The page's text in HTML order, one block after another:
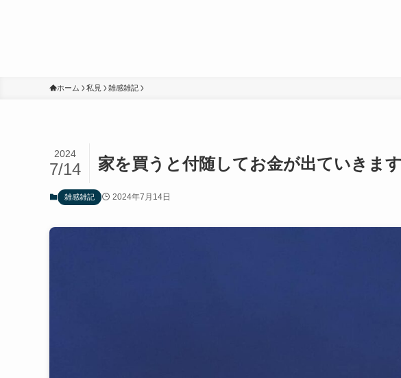
ホーム 私見 雑感雑記
家を買うと付随してお金が出ていきます
2024
7/14
雑感雑記 2024年7月14日